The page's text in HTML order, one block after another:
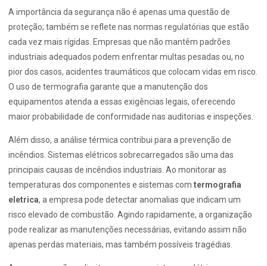
A importância da segurança não é apenas uma questão de
proteção; também se reflete nas normas regulatórias que estão
cada vez mais rígidas. Empresas que não mantêm padrões
industriais adequados podem enfrentar multas pesadas ou, no
pior dos casos, acidentes traumáticos que colocam vidas em risco.
O uso de termografia garante que a manutenção dos
equipamentos atenda a essas exigências legais, oferecendo
maior probabilidade de conformidade nas auditorias e inspeções.
Além disso, a análise térmica contribui para a prevenção de
incêndios. Sistemas elétricos sobrecarregados são uma das
principais causas de incêndios industriais. Ao monitorar as
temperaturas dos componentes e sistemas com termografia
eletrica, a empresa pode detectar anomalias que indicam um
risco elevado de combustão. Agindo rapidamente, a organização
pode realizar as manutenções necessárias, evitando assim não
apenas perdas materiais, mas também possíveis tragédias.